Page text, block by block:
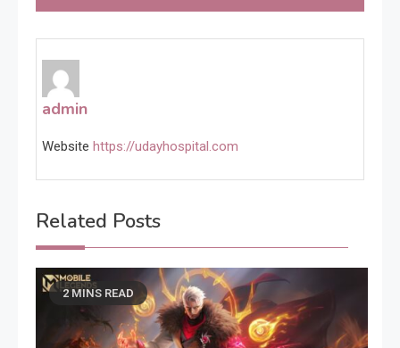
admin
Website https://udayhospital.com
Related Posts
2 MINS READ